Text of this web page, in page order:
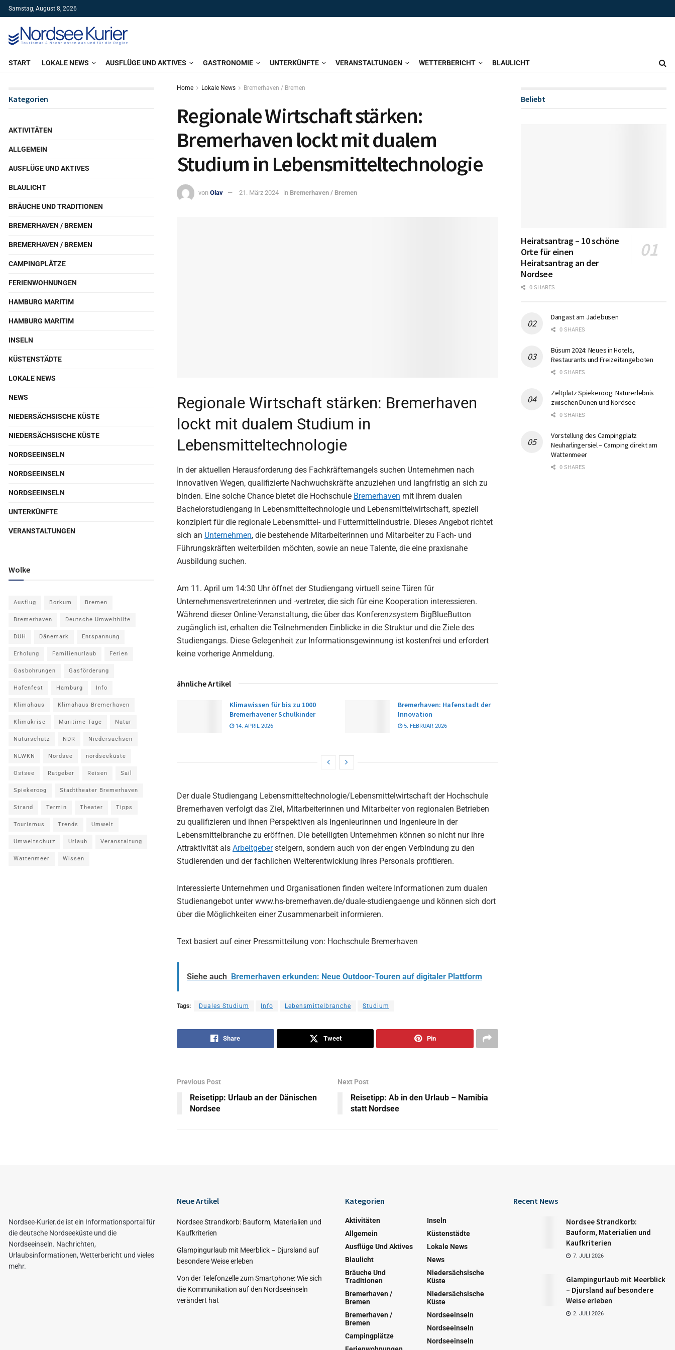
Samstag, August 8, 2026
START LOKALE NEWS AUSFLÜGE UND AKTIVES GASTRONOMIE UNTERKÜNFTE VERANSTALTUNGEN WETTERBERICHT BLAULICHT
Home Lokale News Bremerhaven / Bremen
Regionale Wirtschaft stärken:
Bremerhaven lockt mit dualem
Studium in Lebensmitteltechnologie
von Olav 21. März 2024 in Bremerhaven / Bremen
Regionale Wirtschaft stärken: Bremerhaven
lockt mit dualem Studium in
Lebensmitteltechnologie
In der aktuellen Herausforderung des Fachkräftemangels suchen Unternehmen nach
innovativen Wegen, qualifizierte Nachwuchskräfte anzuziehen und langfristig an sich zu
binden. Eine solche Chance bietet die Hochschule Bremerhaven mit ihrem dualen
Bachelorstudiengang in Lebensmitteltechnologie und Lebensmittelwirtschaft, speziell
konzipiert für die regionale Lebensmittel- und Futtermittelindustrie. Dieses Angebot richtet
sich an Unternehmen, die bestehende Mitarbeiterinnen und Mitarbeiter zu Fach- und
Führungskräften weiterbilden möchten, sowie an neue Talente, die eine praxisnahe
Ausbildung suchen.
Am 11. April um 14:30 Uhr öffnet der Studiengang virtuell seine Türen für
Unternehmensvertreterinnen und -vertreter, die sich für eine Kooperation interessieren.
Während dieser Online-Veranstaltung, die über das Konferenzsystem BigBlueButton
zugänglich ist, erhalten die Teilnehmenden Einblicke in die Struktur und die Ziele des
Studiengangs. Diese Gelegenheit zur Informationsgewinnung ist kostenfrei und erfordert
keine vorherige Anmeldung.
ähnliche Artikel
Klimawissen für bis zu 1000
Bremerhavener Schulkinder
14. APRIL 2026
Bremerhaven: Hafenstadt der
Innovation
5. FEBRUAR 2026
Der duale Studiengang Lebensmitteltechnologie/Lebensmittelwirtschaft der Hochschule
Bremerhaven verfolgt das Ziel, Mitarbeiterinnen und Mitarbeiter von regionalen Betrieben
zu qualifizieren und ihnen Perspektiven als Ingenieurinnen und Ingenieure in der
Lebensmittelbranche zu eröffnen. Die beteiligten Unternehmen können so nicht nur ihre
Attraktivität als Arbeitgebersteigern, sondern auch von der engen Verbindung zu den
Studierenden und der fachlichen Weiterentwicklung ihres Personals profitieren.
Interessierte Unternehmen und Organisationen finden weitere Informationen zum dualen
Studienangebot unter www.hs-bremerhaven.de/duale-studiengaenge und können sich dort
über die Möglichkeiten einer Zusammenarbeit informieren.
Text basiert auf einer Pressmitteilung von: Hochschule Bremerhaven
Siehe auch Bremerhaven erkunden: Neue Outdoor-Touren auf digitaler Plattform
Tags: Duales Studium Info Lebensmittelbranche Studium
Share Tweet Pin
Previous Post
Reisetipp: Urlaub an der Dänischen
Nordsee
Next Post
Reisetipp: Ab in den Urlaub – Namibia
statt Nordsee
Kategorien
AKTIVITÄTEN
ALLGEMEIN
AUSFLÜGE UND AKTIVES
BLAULICHT
BRÄUCHE UND TRADITIONEN
BREMERHAVEN / BREMEN
BREMERHAVEN / BREMEN
CAMPINGPLÄTZE
FERIENWOHNUNGEN
HAMBURG MARITIM
HAMBURG MARITIM
INSELN
KÜSTENSTÄDTE
LOKALE NEWS
NEWS
NIEDERSÄCHSISCHE KÜSTE
NIEDERSÄCHSISCHE KÜSTE
NORDSEEINSELN
NORDSEEINSELN
NORDSEEINSELN
UNTERKÜNFTE
VERANSTALTUNGEN
Wolke
Ausflug Borkum Bremen
Bremerhaven Deutsche Umwelthilfe
DUH Dänemark Entspannung
Erholung Familienurlaub Ferien
Gasbohrungen Gasförderung
Hafenfest Hamburg Info
Klimahaus Klimahaus Bremerhaven
Klimakrise Maritime Tage Natur
Naturschutz NDR Niedersachsen
NLWKN Nordsee nordseeküste
Ostsee Ratgeber Reisen Sail
Spiekeroog Stadttheater Bremerhaven
Strand Termin Theater Tipps
Tourismus Trends Umwelt
Umweltschutz Urlaub Veranstaltung
Wattenmeer Wissen
Beliebt
Heiratsantrag – 10 schöne
Orte für einen
Heiratsantrag an der
Nordsee
0 SHARES
Dangast am Jadebusen
0 SHARES
Büsum 2024: Neues in Hotels,
Restaurants und Freizeitangeboten
0 SHARES
Zeltplatz Spiekeroog: Naturerlebnis
zwischen Dünen und Nordsee
0 SHARES
Vorstellung des Campingplatz
Neuharlingersiel – Camping direkt am
Wattenmeer
0 SHARES
Nordsee-Kurier.de ist ein Informationsportal für
die deutsche Nordseeküste und die
Nordseeinseln. Nachrichten,
Urlaubsinformationen, Wetterbericht und vieles
mehr.
Neue Artikel
Nordsee Strandkorb: Bauform, Materialien und
Kaufkriterien
Glampingurlaub mit Meerblick – Djursland auf
besondere Weise erleben
Von der Telefonzelle zum Smartphone: Wie sich
die Kommunikation auf den Nordseeinseln
verändert hat
Kategorien
Aktivitäten
Allgemein
Ausflüge Und Aktives
Blaulicht
Bräuche Und
Traditionen
Bremerhaven /
Bremen
Bremerhaven /
Bremen
Campingplätze
Inseln
Küstenstädte
Lokale News
News
Niedersächsische
Küste
Niedersächsische
Küste
Nordseeinseln
Nordseeinseln
Nordseeinseln
Recent News
Nordsee Strandkorb:
Bauform, Materialien und
Kaufkriterien
7. JULI 2026
Glampingurlaub mit Meerblick
– Djursland auf besondere
Weise erleben
2. JULI 2026